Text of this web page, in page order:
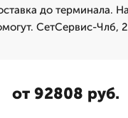
до терминала.
СетСервис-Члб,
от 92808 руб.